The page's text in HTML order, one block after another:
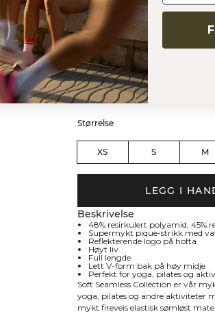
Farge: Metal Blue Melange
Størrelse
XS S M
LEGG I
Beskrivelse
48% resirkulert polyamid, 45%
Supermykt pique-strikk med
Reflekterende logo på hofta
Høyt liv
Full lengde
Lett V-form bak på høy midje
Perfekt for yoga, pilates og
Soft Seamless Collection er vår
yoga, pilates og andre aktiviteter
mykt fireveis elastisk sømløst